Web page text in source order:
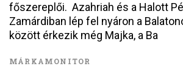
főszereplői. Azahriah és a Halott
Zamárdiban lép fel nyáron a
között érkezik még Majka, a Ba
MÁRKAMONITOR